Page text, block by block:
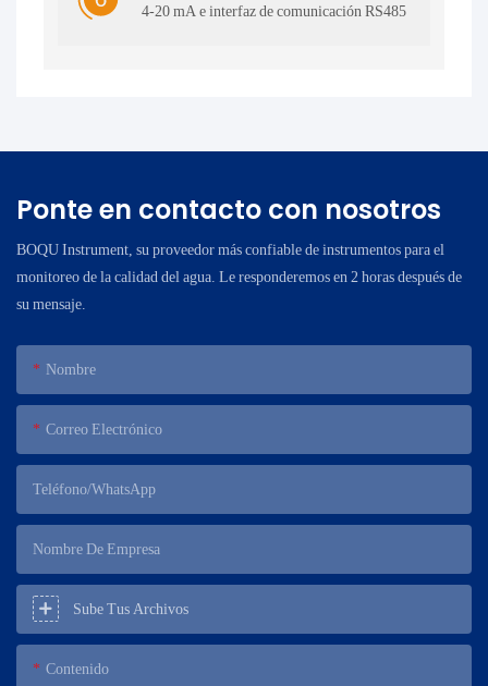
4-20 mA e interfaz de comunicación RS485
Ponte en contacto con nosotros
BOQU Instrument, su proveedor más confiable de instrumentos para el
monitoreo de la calidad del agua. Le responderemos en 2 horas después de
su mensaje.
Nombre
Correo Electrónico
Teléfono/WhatsApp
Nombre De Empresa
Sube Tus Archivos
Contenido